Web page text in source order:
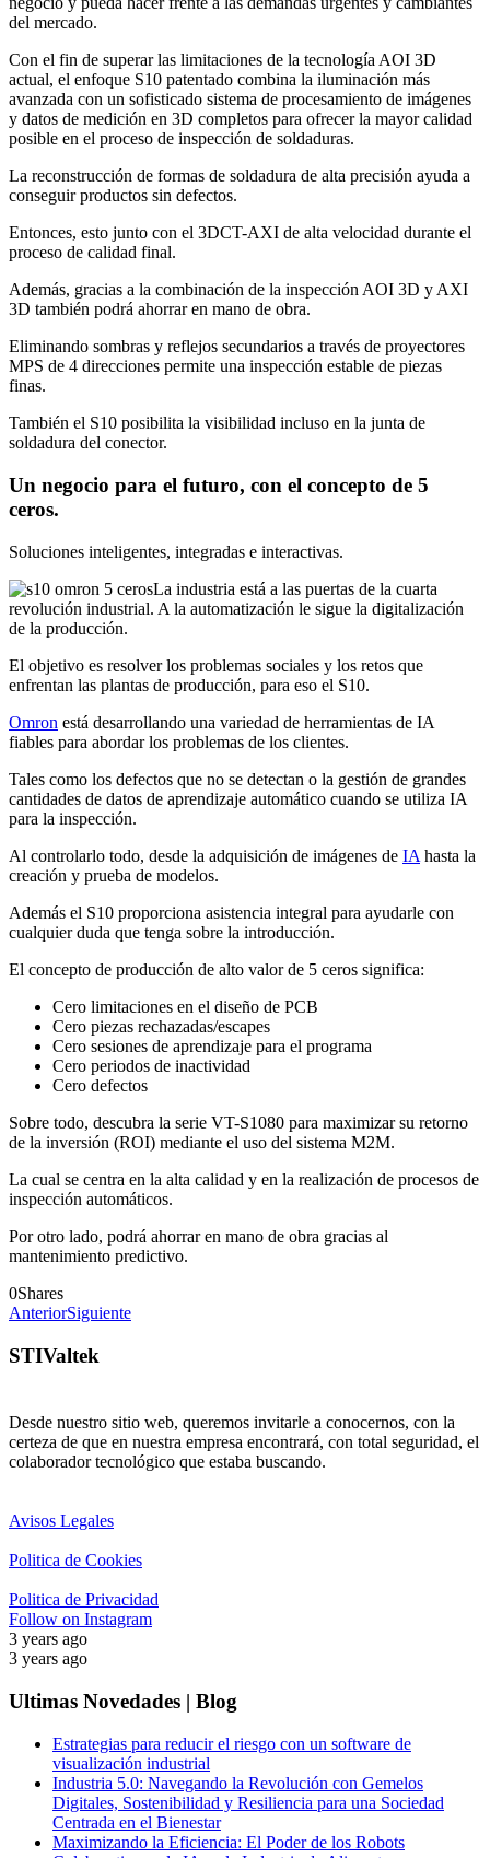
del mercado.
Con el fin de superar las limitaciones de la tecnología AOI 3D
actual, el enfoque S10 patentado combina la iluminación más
avanzada con un sofisticado sistema de procesamiento de imágenes
y datos de medición en 3D completos para ofrecer la mayor calidad
posible en el proceso de inspección de soldaduras.
La reconstrucción de formas de soldadura de alta precisión ayuda a
conseguir productos sin defectos.
Entonces, esto junto con el 3DCT-AXI de alta velocidad durante el
proceso de calidad final.
Además, gracias a la combinación de la inspección AOI 3D y AXI
3D también podrá ahorrar en mano de obra.
Eliminando sombras y reflejos secundarios a través de proyectores
MPS de 4 direcciones permite una inspección estable de piezas
finas.
También el S10 posibilita la visibilidad incluso en la junta de
soldadura del conector.
Un negocio para el futuro, con el concepto de 5
ceros.
Soluciones inteligentes, integradas e interactivas.
La industria está a las puertas de la cuarta
revolución industrial. A la automatización le sigue la digitalización
de la producción.
El objetivo es resolver los problemas sociales y los retos que
enfrentan las plantas de producción, para eso el S10.
Omron está desarrollando una variedad de herramientas de IA
fiables para abordar los problemas de los clientes.
Tales como los defectos que no se detectan o la gestión de grandes
cantidades de datos de aprendizaje automático cuando se utiliza IA
para la inspección.
Al controlarlo todo, desde la adquisición de imágenes de IA hasta la
creación y prueba de modelos.
Además el S10 proporciona asistencia integral para ayudarle con
cualquier duda que tenga sobre la introducción.
El concepto de producción de alto valor de 5 ceros significa:
Cero limitaciones en el diseño de PCB
Cero piezas rechazadas/escapes
Cero sesiones de aprendizaje para el programa
Cero periodos de inactividad
Cero defectos
Sobre todo, descubra la serie VT-S1080 para maximizar su retorno
de la inversión (ROI) mediante el uso del sistema M2M.
La cual se centra en la alta calidad y en la realización de procesos de
inspección automáticos.
Por otro lado, podrá ahorrar en mano de obra gracias al
mantenimiento predictivo.
0Shares
AnteriorSiguiente
STIValtek
Desde nuestro sitio web, queremos invitarle a conocernos, con la
certeza de que en nuestra empresa encontrará, con total seguridad, el
colaborador tecnológico que estaba buscando.
Avisos Legales
Politica de Cookies
Politica de Privacidad
Follow on Instagram
3 years ago
3 years ago
Ultimas Novedades | Blog
Estrategias para reducir el riesgo con un software de
visualización industrial
Industria 5.0: Navegando la Revolución con Gemelos
Digitales, Sostenibilidad y Resiliencia para una Sociedad
Centrada en el Bienestar
Maximizando la Eficiencia: El Poder de los Robots